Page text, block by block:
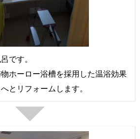
です。
ホーロー浴槽を採用した温浴効果
とリフォームします。